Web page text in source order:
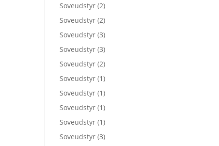
Soveudstyr (2)
Soveudstyr (2)
Soveudstyr (3)
Soveudstyr (3)
Soveudstyr (2)
Soveudstyr (1)
Soveudstyr (1)
Soveudstyr (1)
Soveudstyr (1)
Soveudstyr (3)